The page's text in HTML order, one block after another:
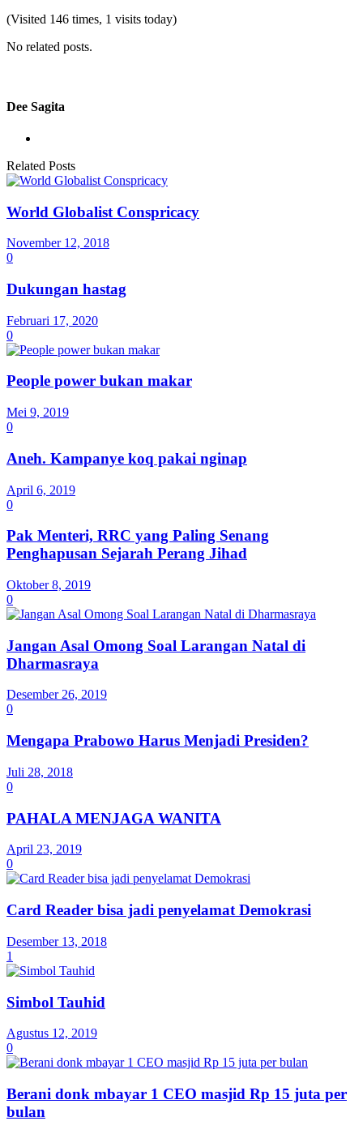
(Visited 146 times, 1 visits today)
No related posts.
Dee Sagita
Related Posts
World Globalist Conspricacy
November 12, 2018
0
Dukungan hastag
Februari 17, 2020
0
People power bukan makar
Mei 9, 2019
0
Aneh. Kampanye koq pakai nginap
April 6, 2019
0
Pak Menteri, RRC yang Paling Senang
Penghapusan Sejarah Perang Jihad
Oktober 8, 2019
0
Jangan Asal Omong Soal Larangan Natal di
Dharmasraya
Desember 26, 2019
0
Mengapa Prabowo Harus Menjadi Presiden?
Juli 28, 2018
0
PAHALA MENJAGA WANITA
April 23, 2019
0
Card Reader bisa jadi penyelamat Demokrasi
Desember 13, 2018
1
Simbol Tauhid
Agustus 12, 2019
0
Berani donk mbayar 1 CEO masjid Rp 15 juta per
bulan